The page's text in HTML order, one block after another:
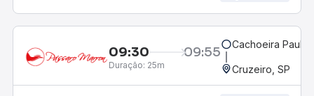
09:30 09:55
Duração: 25m
Cachoeira
Cruzeiro, SP